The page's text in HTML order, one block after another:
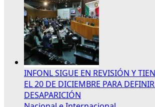
INFONL SIGUE EN REVISIÓN Y
EL 20 DE DICIEMBRE PARA
DESAPARICIÓN